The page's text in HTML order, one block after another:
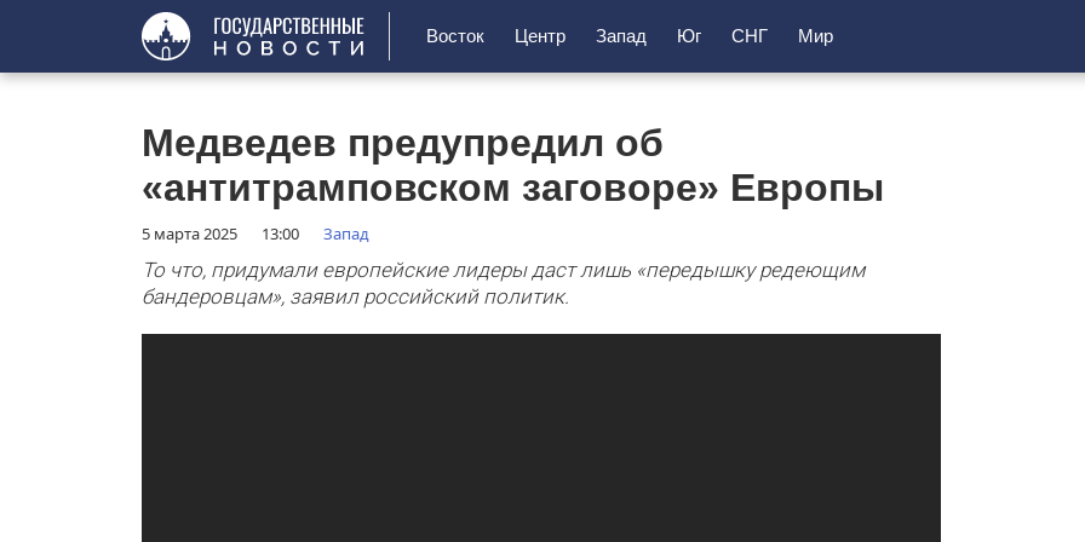
Восток Центр Запад Юг СНГ Мир
Медведев предупредил об
«антитрамповском заговоре» Европы
5 марта 2025 13:00 Запад
То что, придумали европейские лидеры даст лишь «передышку редеющим
бандеровцам», заявил российский политик.